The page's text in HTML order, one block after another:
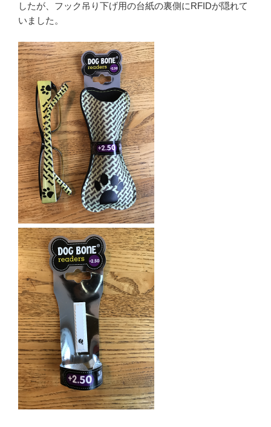
したが、フック吊り下げ用の台紙の裏側にRFIDが隠れて
いました。